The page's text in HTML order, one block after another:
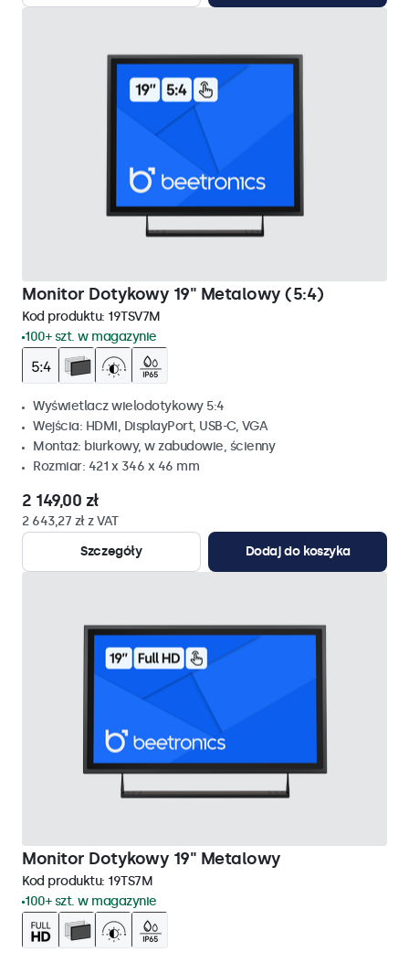
Monitor Dotykowy 19" Metalowy (5:4)
Kod produktu: 19TSV7M
100+ szt. w magazynie
Wyświetlacz wielodotykowy 5:4
Wejścia: HDMI, DisplayPort, USB-C, VGA
Montaż: biurkowy, w zabudowie, ścienny
Rozmiar: 421 x 346 x 46 mm
2 149,00 zł
2 643,27 zł z VAT
Szczegóły
Dodaj do koszyka
Monitor Dotykowy 19" Metalowy
Kod produktu: 19TS7M
100+ szt. w magazynie